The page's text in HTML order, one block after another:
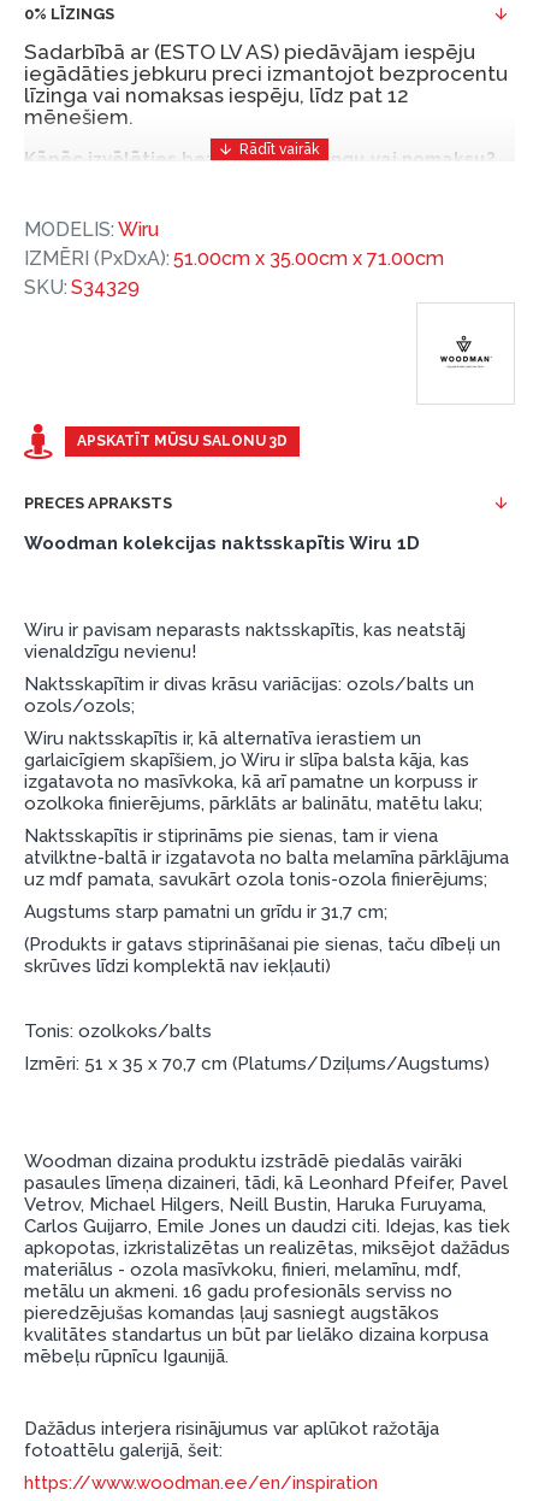
0% LĪZINGS
Sadarbībā ar (ESTO LV AS) piedāvājam iespēju
iegādāties jebkuru preci izmantojot bezprocentu
līzinga vai nomaksas iespēju, līdz pat 12
mēnešiem.
Kāpēc izvēlēties bezprocentu līzingu vai nomaksu?
un izdevīgs finansēšanas risinājums, lai iegādātos
vajadzīgās preces tulīt, bet par tām norēķinoties
vēlāk.
Ar ESTO iegūstiet bezprocentu līzinga vai nomaksas
priekšrocības bez pirmās iemaksas un ar nomaksas
Piemērs: Preces cena 300 €, termiņš: 12 mēneši,
pirmā iemaksa: 0 €, ikmēneša maksājums: 25 €,
salonu Dārzciema ielā 91, Rīga, Latvija.
ESTO LV AS (Dokumentu noformēšanai
nepieciešams Smart-ID, eParaksts eID, eParaksts
eID mobile, ESTO konts vai banka Swedbank,
Luminor, SEB vai Citadele).
Līguma nosacījumi:
Līzinga līgumu drīkst parakstīt tikai tā persona,
kura ir norādīta kredīta saņemšanas līgumā.
Papildu informācija:
preču piegādes noteikumiem
, kā arī
Finansiālā atbildība:
Aicinām aizņemties atbildīgi! Pirms aizņemties,
APSKATĪT MŪSU SALONU 3D
PRECES APRAKSTS
Woodman kolekcijas naktsskapītis Wiru 1D
Wiru ir pavisam neparasts naktsskapītis, kas neatstāj
vienaldzīgu nevienu!
Naktsskapītim ir divas krāsu variācijas: ozols/balts un
ozols/ozols;
Wiru naktsskapītis ir, kā alternatīva ierastiem un
garlaicīgiem skapīšiem, jo Wiru ir slīpa balsta kāja, kas
izgatavota no masīvkoka, kā arī pamatne un korpuss ir
ozolkoka finierējums, pārklāts ar balinātu, matētu laku;
Naktsskapītis ir stiprināms pie sienas, tam ir viena
atvilktne-baltā ir izgatavota no balta melamīna pārklājuma
uz mdf pamata, savukārt ozola tonis-ozola finierējums;
Augstums starp pamatni un grīdu ir 31,7 cm;
(Produkts ir gatavs stiprināšanai pie sienas, taču dībeļi un
skrūves līdzi komplektā nav iekļauti)
Tonis: ozolkoks/balts
Izmēri: 51 x 35 x 70,7 cm (Platums/Dziļums/Augstums)
Woodman dizaina produktu izstrādē piedalās vairāki
pasaules līmeņa dizaineri, tādi, kā Leonhard Pfeifer, Pavel
Vetrov, Michael Hilgers, Neill Bustin, Haruka Furuyama,
Carlos Guijarro, Emile Jones un daudzi citi. Idejas, kas tiek
apkopotas, izkristalizētas un realizētas, miksējot dažādus
materiālus - ozola masīvkoku, finieri, melamīnu, mdf,
metālu un akmeni. 16 gadu profesionāls serviss no
pieredzējušas komandas ļauj sasniegt augstākos
kvalitātes standartus un būt par lielāko dizaina korpusa
mēbeļu rūpnīcu Igaunijā.
Dažādus interjera risinājumus var aplūkot ražotāja
fotoattēlu galerijā, šeit:
https://www.woodman.ee/en/inspiration
MODELIS: Wiru
IZMĒRI (PxDxA): 51.00cm x 35.00cm x 71.00cm
SKU: S34329